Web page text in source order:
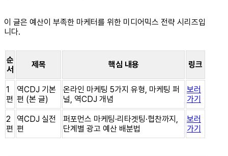
이 글은 예산이 부족한 마케터를 위한 미디어믹스 전략 시리즈입
니다.
순
서
제목 핵심 내용 링크
1
편
역CDJ 기본
편 (본 글)
온라인 마케팅 5가지 유형, 마케팅 퍼
널, 역CDJ 개념
보러
가기
2
편
역CDJ 실전
편
퍼포먼스 마케팅·리타겟팅·협찬까지,
단계별 광고 예산 배분법
보러
가기